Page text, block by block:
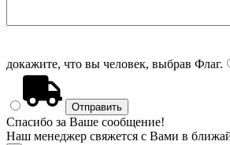
докажите, что вы человек, выбрав Флаг.
Спасибо за Ваше сообщение!
Наш менеджер свяжется с Вами в